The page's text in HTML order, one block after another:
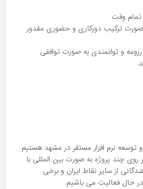
وقت
ترکیب دورکاری و حضوری مقدور
و توانمندی به صورت توافقی
توسعه نرم افزار مستقر در مشهد هستیم
چند پروژه به صورت بین المللی با
از سایر نقاط ایران و برخی
حال فعالیت می باشیم.